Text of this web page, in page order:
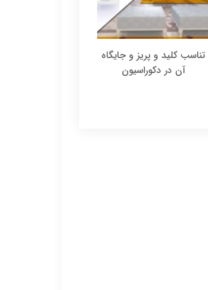
تناسب کلید و پریز و جایگاه
آن در دکوراسیون